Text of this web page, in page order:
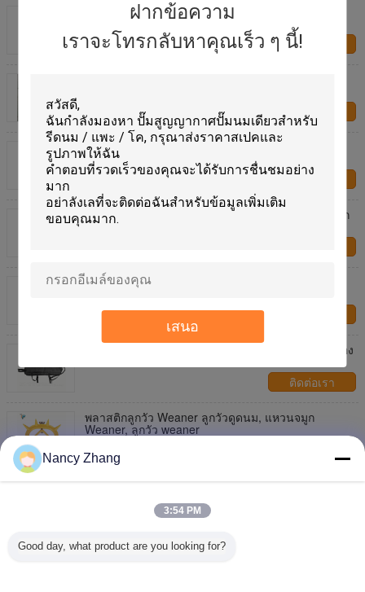
ฝากข้อความ
เราจะโทรกลับหาคุณเร็ว ๆ นี้!
เสนอ
รถขนมเลี้ยงลูกวัวแบบพกพา 100L พร้อมปืนเติมนม
เบรกไฟฟ้าแม่เหล็ก
ติดต่อเรา
ติดต่อเรา
เครื่องจักรกลการเกษตร อะไหล่-38 ซม ถุงคอลอสตรัม
เครื่องกั้นการหย่อน
พลังการสูบ 370W เครื่องเลี้ยงลูกวัวสําหรับชั้นภายนอก
หนาและความหนาภายนอก 1.2 มม
กระป๋องเลี้ยงลูกแพะ นมปริ้วมือที่มีรูระบายอากาศ
ลูกวัวกันน้ำแจ็คเก็ต / ลูกวัวแจ็คเก็ตฤดูหนาวสำหรับน่อง
ติดต่อเรา
พลาสติกลูกวัว Weaner ลูกวัวดูดนม, แหวนจมูก
Weaner, ลูกวัว weaner
ลูกวัวหย่านมเพื่อต่อต้านน่องดูดวัสดุพลาสติกวัวหน้าอก
Nancy Zhang
3:54 PM
Good day, what product are you looking for?